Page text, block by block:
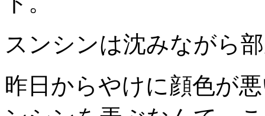
スンシンは沈みながら
昨日からやけに顔色が